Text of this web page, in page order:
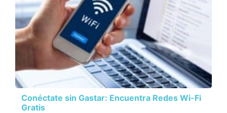
Conéctate sin Gastar: Encuentra Redes Wi-Fi
Gratis